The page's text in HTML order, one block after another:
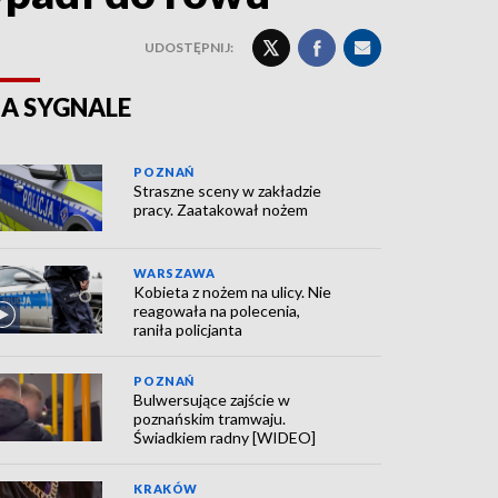
UDOSTĘPNIJ:
SYGNALE
POZNAŃ
Straszne sceny w zakładzie
pracy. Zaatakował nożem
WARSZAWA
Kobieta z nożem na ulicy. Nie
reagowała na polecenia,
raniła policjanta
POZNAŃ
Bulwersujące zajście w
poznańskim tramwaju.
Świadkiem radny [WIDEO]
KRAKÓW